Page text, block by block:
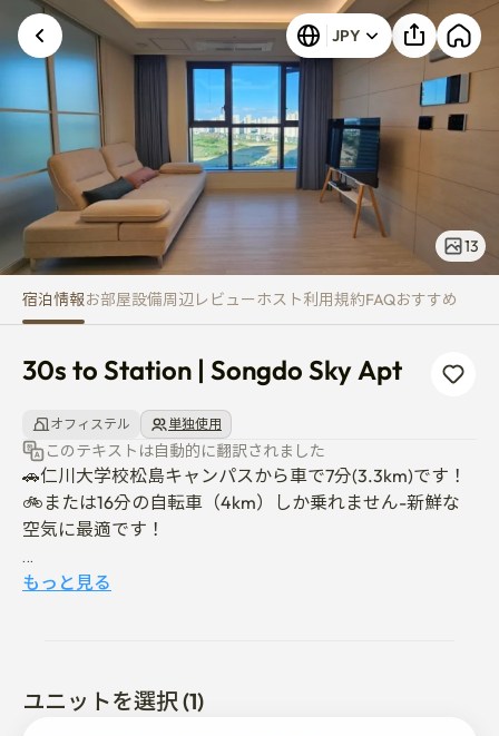
30s to Station | Songdo Sky Apt
JPY
13
宿泊情報お部屋設備周辺 レビューホスト利用規約FAQおすすめ
30s to Station | Songdo Sky Apt
オフィステル 単独使用
このテキストは自動的に翻訳されました
🚗仁川大学校松島キャンパスから車で7分(3.3km)です！
🚲または16分の自転車（4km）しか乗れません-新鮮な
空気に最適です！
• 松島国際都市の洗練された都市景観の中で、まるで海外
の都市にいるような特別な体験を提供します。
もっと見る
ユニットを選択 (1)